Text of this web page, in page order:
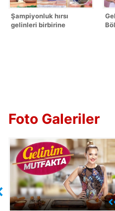
Şampiyonluk hırsı
gelinleri birbirine
Foto Galeriler